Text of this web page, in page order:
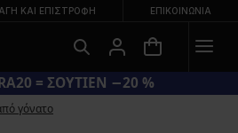
ΚΑΙ ΕΠΙΣΤΡΟΦΉ ΕΠΙΚΟΙΝΩΝΊΑ
= ΣΟΥΤΙΕΝ −20 %
γόνατο